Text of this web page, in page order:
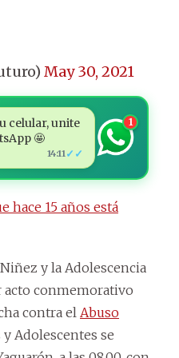
May 30, 2021
celular, unite
🤩
14:11 ✓✓
1
hace 15 años está
y la Adolescencia
conmemorativo
contra el Abuso
Adolescentes se